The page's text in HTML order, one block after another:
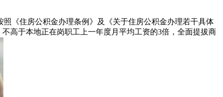
照《住房公积金办理条例》及《关于住房公积金办理若干具体
高于本地正在岗职工上一年度月平均工资的3倍，全面提拔商